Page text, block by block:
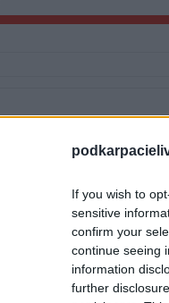
If you wish to
sensitive
confirm your
continue seeing
information
further
Jarosław > Klasa
Wisełka